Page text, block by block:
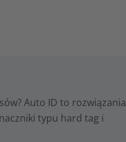
Auto ID to
typu hard tag i